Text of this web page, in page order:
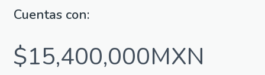
Cuentas con:
$15,400,000MXN